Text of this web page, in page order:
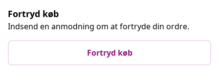
Fortryd køb
Indsend en anmodning om at fortryde din ordre.
Fortryd køb